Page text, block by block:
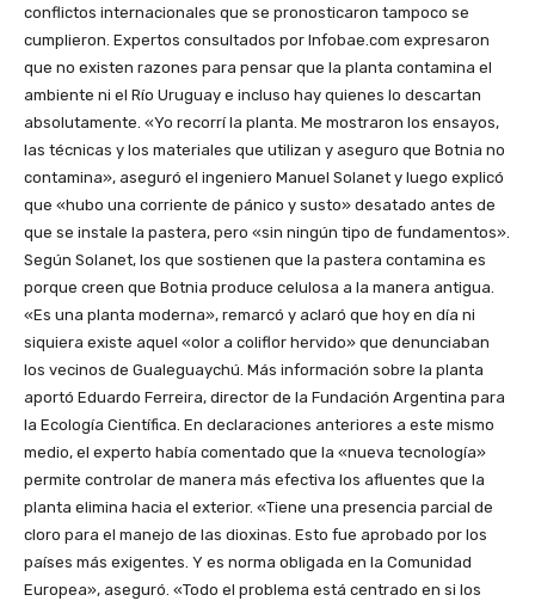
conflictos internacionales que se pronosticaron tampoco se
cumplieron. Expertos consultados por Infobae.com expresaron
que no existen razones para pensar que la planta contamina el
ambiente ni el Río Uruguay e incluso hay quienes lo descartan
absolutamente. «Yo recorrí la planta. Me mostraron los ensayos,
las técnicas y los materiales que utilizan y aseguro que Botnia no
contamina», aseguró el ingeniero Manuel Solanet y luego explicó
que «hubo una corriente de pánico y susto» desatado antes de
que se instale la pastera, pero «sin ningún tipo de fundamentos».
Según Solanet, los que sostienen que la pastera contamina es
porque creen que Botnia produce celulosa a la manera antigua.
«Es una planta moderna», remarcó y aclaró que hoy en día ni
siquiera existe aquel «olor a coliflor hervido» que denunciaban
los vecinos de Gualeguaychú. Más información sobre la planta
aportó Eduardo Ferreira, director de la Fundación Argentina para
la Ecología Científica. En declaraciones anteriores a este mismo
medio, el experto había comentado que la «nueva tecnología»
permite controlar de manera más efectiva los afluentes que la
planta elimina hacia el exterior. «Tiene una presencia parcial de
cloro para el manejo de las dioxinas. Esto fue aprobado por los
países más exigentes. Y es norma obligada en la Comunidad
Europea», aseguró. «Todo el problema está centrado en si los